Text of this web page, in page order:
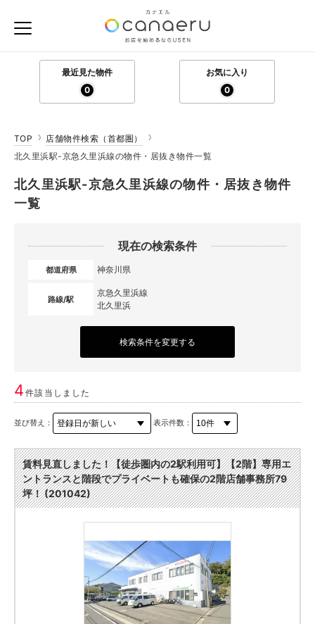
最近見た物件
0
お気に入り
0
TOP
店舗物件検索（首都圏）
北久里浜駅-京急久里浜線の物件・居抜き物件一覧
北久里浜駅-京急久里浜線の物件・居抜き物件
一覧
現在の検索条件
都道府県 神奈川県
路線/駅
京急久里浜線
北久里浜
検索条件を変更する
4件該当しました
並び替え： 表示件数：
賃料見直しました！【徒歩圏内の2駅利用可】【2階】専用エ
ントランスと階段でプライベートも確保の2階店舗事務所79
坪！ (201042)